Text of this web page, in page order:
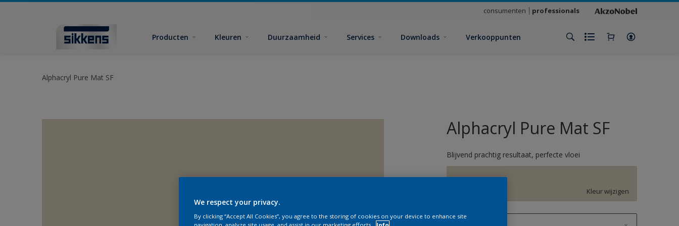
consumenten professionals
Producten Kleuren Duurzaamheid Services Downloads Verkooppunten
Alphacryl Pure Mat SF
Alphacryl Pure Mat SF
Blijvend prachtig resultaat, perfecte vloei
1013
Kleur wijzigen
We respect your privacy.
By clicking “Accept All Cookies”, you agree to the storing of cookies on your device to enhance site